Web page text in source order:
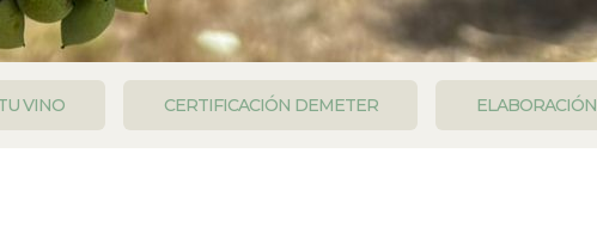
VINO CERTIFICACIÓN DEMETER ELABORACIÓN